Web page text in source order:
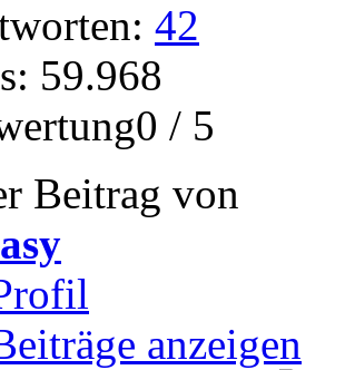
42
59.968
/ 5
Beitrag von
anzeigen